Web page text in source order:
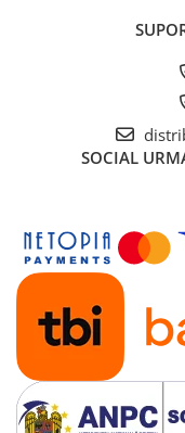
SOCIAL